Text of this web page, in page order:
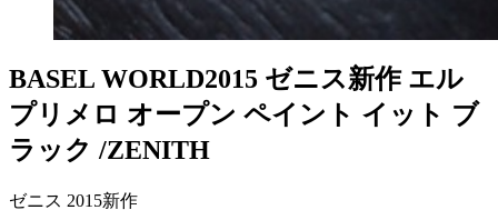
BASEL WORLD2015 ゼニス新作 エル
プリメロ オープン ペイント イット ブ
ラック /ZENITH
ゼニス 2015新作